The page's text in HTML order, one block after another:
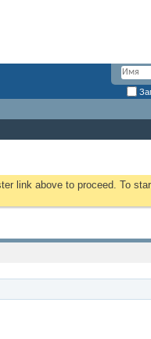
link above to proceed. To